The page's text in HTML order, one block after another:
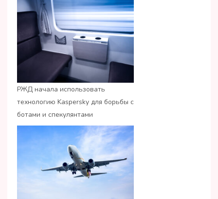
РЖД начала использовать
технологию Kaspersky для борьбы с
ботами и спекулянтами